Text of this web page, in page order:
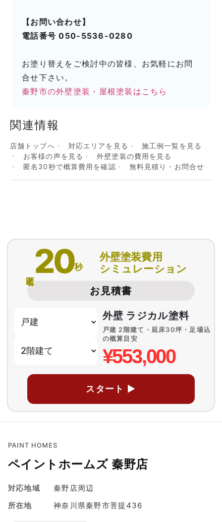
【お問い合わせ】
電話番号 050-5536-0280
お塗り替えをご検討中の皆様、お気軽にお問
合せ下さい。
秦野市の外壁塗装・屋根塗装はこちら
関連情報
店舗トップへ 対応エリアを見る
施工例一覧を見る
お客様の声を見る
外壁塗装の費用を見る
匿名30秒で概算費用を確認
無料見積り・お問合せ
20秒
外壁塗装費用
シミュレーション
お見積書
外壁 ラジカル塗料
戸建 2階建て・延床30坪・足場込
の概算目安
¥553,000
スタート ▶
PAINT HOMES
ペイントホームズ 秦野店
対応地域
秦野店周辺
所在地
神奈川県秦野市菩提436